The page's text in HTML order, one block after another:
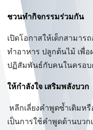
ชวนทำกิจกรรมร่วมกัน
เปิดโอกาสให้เด็กสามาร
ทำอาหาร ปลูกต้นไม้ เพื่
ปฏิสัมพันธ์กับคนในครอบ
ให้กำลังใจ เสริมพลังบวก
หลีกเลี่ยงคำพูดซ้ำเติมห
เป็นการใช้คำพูดด้านบว